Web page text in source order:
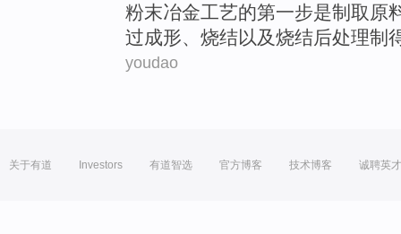
粉末冶金工艺的第一步是制取 原
过成形 烧结以及烧结后处理制
youdao
关于有道 Investors 有道智选 官方博客 技术博客 诚聘英才